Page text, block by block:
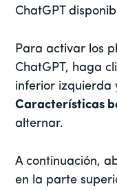
ChatGPT
Para activar los
ChatGPT, haga
inferior
Características
alternar.
A continuación,
en la parte